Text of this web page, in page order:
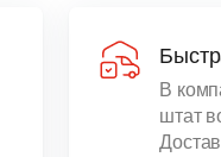
В
штат